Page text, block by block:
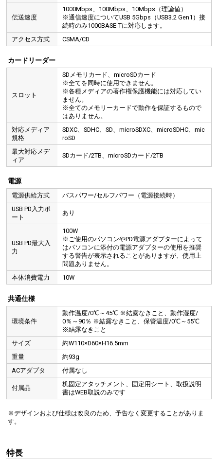
伝送速度
1000Mbps、100Mbps、10Mbps（理論値）
※通信速度についてUSB 5Gbps（USB3.2 Gen1）接
続時のみ1000BASE-Tに対応します。
アクセス方式
CSMA/CD
カードリーダー
スロット
SDメモリカード、microSDカード
※全てを同時に使用できません。
※各種メディアの著作権保護機能には対応してい
ません。
※全てのメモリーカードで動作を保証するもので
はありません。
対応メディア
規格
SDXC、SDHC、SD、microSDXC、microSDHC、mic
roSD
最大対応メデ
ィア
SDカード/2TB、microSDカード/2TB
電源
電源供給方式
バスパワー/セルフパワー（電源接続時）
USB PD入力ポ
ート
あり
USB PD最大入
力
100W
※ご使用のパソコンやPD電源アダプターによって
はパソコンに添付の電源アダプターの使用を推奨
する警告が表示されることがありますが、使用上
問題ありません。
本体消費電力
10W
共通仕様
環境条件
動作温度/0℃～45℃ ※結露なきこと、動作湿度/
0％～90％ ※結露なきこと、保管温度/0℃～55℃
※結露なきこと
サイズ
約W110×D60×H16.5mm
重量
約93g
ACアダプタ
付属なし
付属品
机固定アタッチメント、固定用シート、取扱説明
書はWEB取説のみです
※デザインおよび仕様は改良のため、予告なく変更することがありま
す。
特長